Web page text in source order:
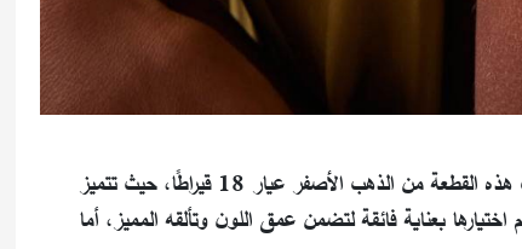
تُعد أقراط Sage تجسيدًا مثاليًا لفلسفة Future Fortune في التصميم، فقد صُنعت هذه القطعة من الذهب الأصفر عيار 18 قيراطًا، حيث تتميز
بعناية فائقة لتضمن عمق اللون وتألقه المميز، أما